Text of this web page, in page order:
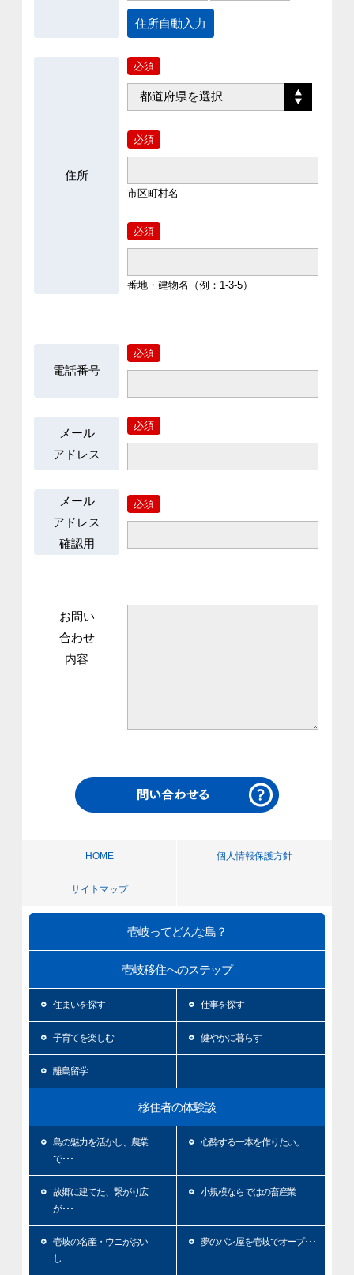
住所自動入力
住所
必須
必須
市区町村名
必須
番地・建物名（例：1-3-5）
電話番号
必須
メール
アドレス
必須
メール
アドレス
確認用
必須
お問い
合わせ
内容
HOME 個人情報保護方針
サイトマップ
壱岐ってどんな島？
壱岐移住へのステップ
住まいを探す 仕事を探す
子育てを楽しむ 健やかに暮らす
離島留学
移住者の体験談
島の魅力を活かし、農業
で･･･
心酔する一本を作りたい。
故郷に建てた、繋がり広
が･･･
小規模ならではの畜産業
壱岐の名産・ウニがおい
し･･･
夢のパン屋を壱岐でオープ･･･